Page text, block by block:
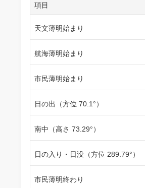
項目
天文薄明始まり
航海薄明始まり
市民薄明始まり
日の出（方位 70.1°）
南中（高さ 73.29°）
日の入り・日没（方位 289.79°）
市民薄明終わり